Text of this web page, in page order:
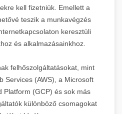
kell fizetniük. Emellett a
teszik a munkavégzés
keresztüli
és alkalmazásainkhoz.
felhőszolgáltatásokat, mint
Services (AWS), a Microsoft
Platform (GCP) és sok más
különböző csomagokat